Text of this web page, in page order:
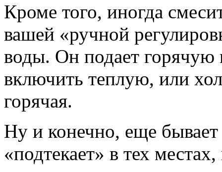
Кроме того, иногда
вашей «ручной
воды. Он подает горячую
включить теплую, или
горячая.
Ну и конечно, еще бывает
«подтекает» в тех